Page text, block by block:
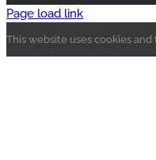
Page load link
This website uses cookies